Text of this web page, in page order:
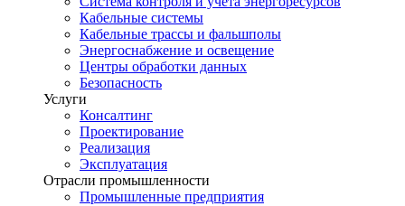
Кабельные системы
Кабельные трассы и фальшполы
Энергоснабжение и освещение
Центры обработки данных
Безопасность
Услуги
Консалтинг
Проектирование
Реализация
Эксплуатация
Отрасли промышленности
Промышленные предприятия